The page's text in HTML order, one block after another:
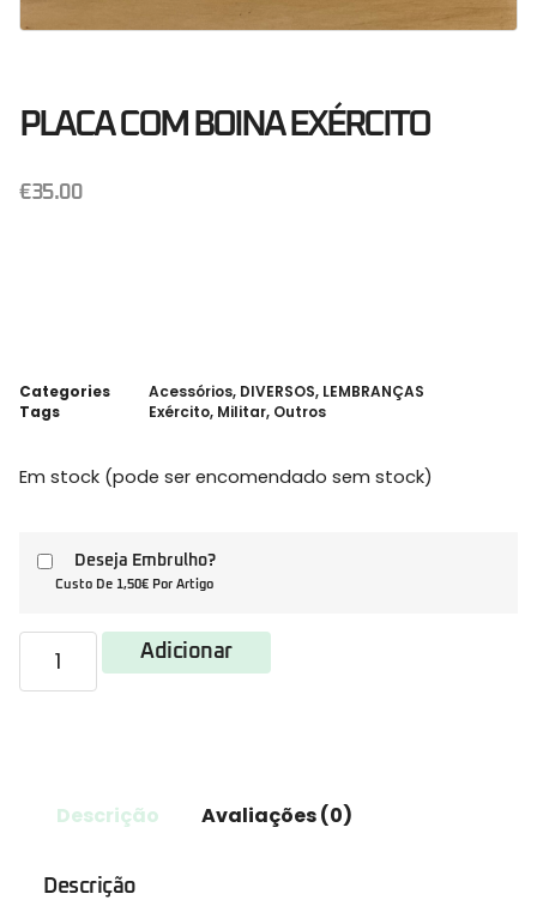
PLACA COM BOINA EXÉRCITO
€35.00
Categories Acessórios, DIVERSOS, LEMBRANÇAS
Tags
Exército, Militar, Outros
Em stock (pode ser encomendado sem stock)
Deseja Embrulho?
Custo De 1,50€ Por Artigo
Adicionar
Descrição Avaliações (0)
Descrição